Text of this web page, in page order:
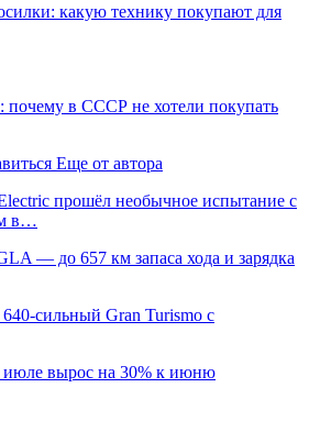
какую технику покупают для
почему в СССР не хотели покупать
Еще от автора
прошёл необычное испытание с
в…
— до 657 км запаса хода и зарядка
сильный Gran Turismo с
июле вырос на 30% к июню